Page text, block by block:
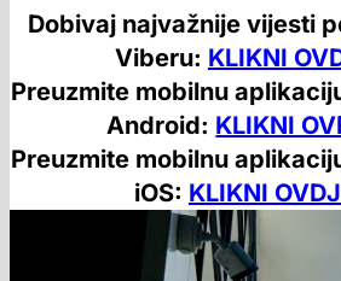
Dobivaj najvažnije vijesti
Viberu: KLIKNI
Preuzmite mobilnu
Android: KLIKNI
Preuzmite mobilnu
iOS: KLIKNI